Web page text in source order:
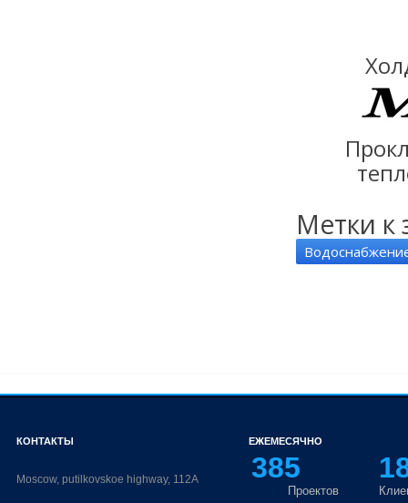
Метки к
КОНТАКТЫ
Moscow, putilkovskoe highway, 112A
ЕЖЕМЕСЯЧНО
385
Проектов